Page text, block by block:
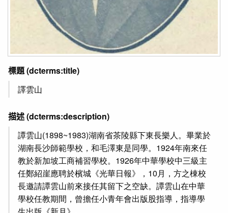
標題(dcterms:title)
譯雲山
描述(dcterms:description)
譚雲山(1898~1983)湖南省茶陵縣下東長樂人。畢業於
湖南長沙師範學校，和毛澤東是同學。1924年南來任
教於新加坡工商補習學校。1926年中華學校中三級主
任鄭紹崖應聘於檳城《光華日報》，10月，方之棟校
長邀請譚雲山前來接任其留下之空缺。譚雲山在中華
學校任教期間，曾擔任小青年會出版股指導，指導學